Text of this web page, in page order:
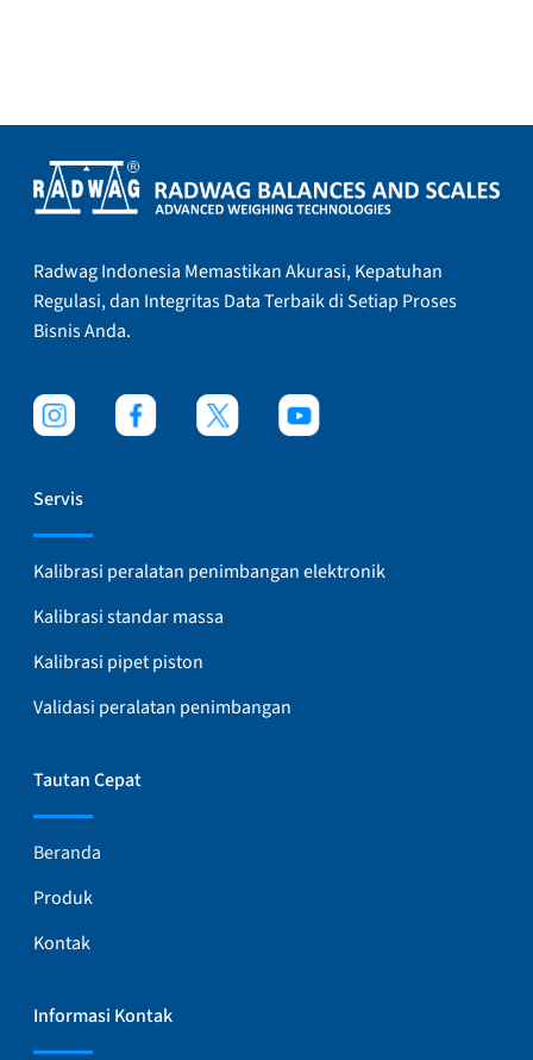
Radwag Indonesia Memastikan Akurasi, Kepatuhan
Regulasi, dan Integritas Data Terbaik di Setiap Proses
Bisnis Anda.
Servis
Kalibrasi peralatan penimbangan elektronik
Kalibrasi standar massa
Kalibrasi pipet piston
Validasi peralatan penimbangan
Tautan Cepat
Beranda
Produk
Kontak
Informasi Kontak